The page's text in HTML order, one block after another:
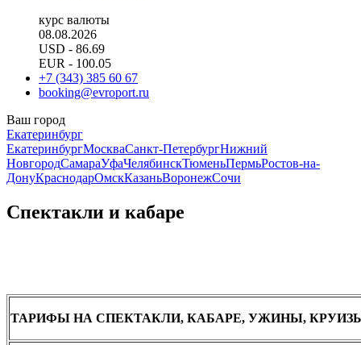
курс валюты
08.08.2026
USD - 86.69
EUR - 100.05
+7 (343) 385 60 67
booking@evroport.ru
Ваш город
Екатеринбург
ЕкатеринбургМоскваСанкт-ПетербургНижний
НовгородСамараУфаЧелябинскТюменьПермьРостов-на-
ДонуКраснодарОмскКазаньВоронежСочи
Спектакли и кабаре
ТАРИФЫ НА СПЕКТАКЛИ, КАБАРЕ, УЖИНЫ,